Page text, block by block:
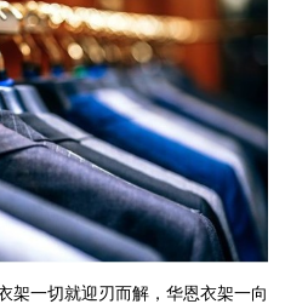
架一切就迎刃而解，华恩衣架一向